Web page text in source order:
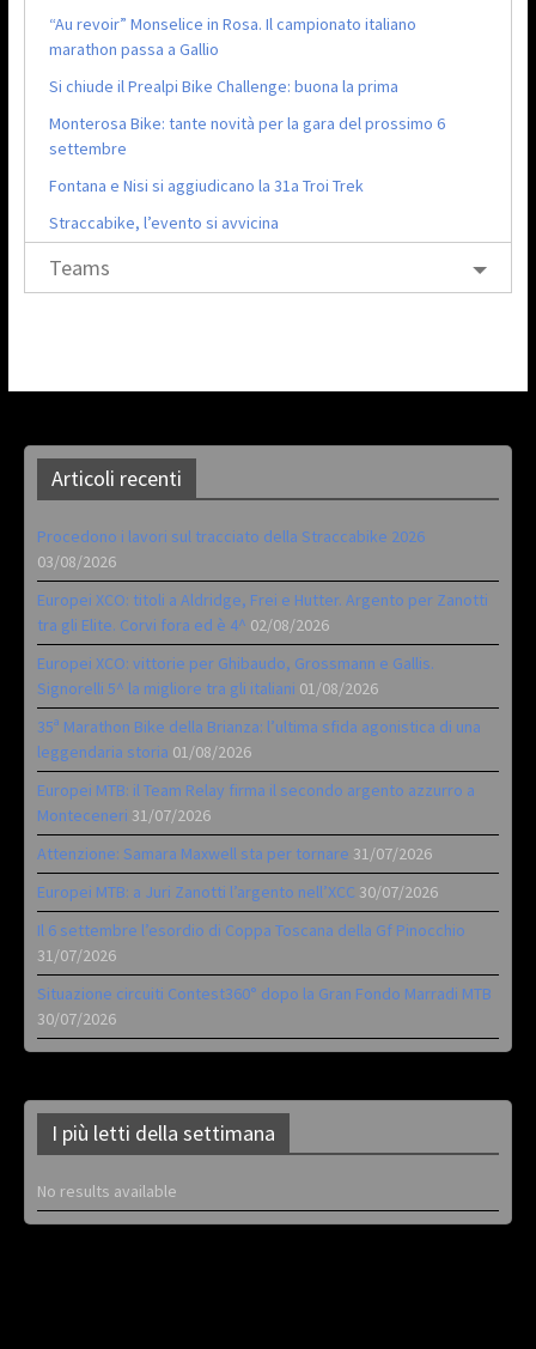
“Au revoir” Monselice in Rosa. Il campionato italiano
marathon passa a Gallio
Si chiude il Prealpi Bike Challenge: buona la prima
Monterosa Bike: tante novità per la gara del prossimo 6
settembre
Fontana e Nisi si aggiudicano la 31a Troi Trek
Straccabike, l’evento si avvicina
Teams
Articoli recenti
Procedono i lavori sul tracciato della Straccabike 2026
03/08/2026
Europei XCO: titoli a Aldridge, Frei e Hutter. Argento per Zanotti
tra gli Elite. Corvi fora ed è 4^ 02/08/2026
Europei XCO: vittorie per Ghibaudo, Grossmann e Gallis.
Signorelli 5^ la migliore tra gli italiani 01/08/2026
35ª Marathon Bike della Brianza: l’ultima sfida agonistica di una
leggendaria storia 01/08/2026
Europei MTB: il Team Relay firma il secondo argento azzurro a
Monteceneri 31/07/2026
Attenzione: Samara Maxwell sta per tornare 31/07/2026
Europei MTB: a Juri Zanotti l’argento nell’XCC 30/07/2026
Il 6 settembre l’esordio di Coppa Toscana della Gf Pinocchio
31/07/2026
Situazione circuiti Contest360° dopo la Gran Fondo Marradi MTB
30/07/2026
I più letti della settimana
No results available